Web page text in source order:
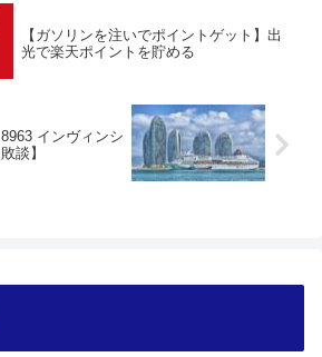
【ガソリンを注いでポイントゲット】出
光で楽天ポイントを貯める
インヴィンシ
談】